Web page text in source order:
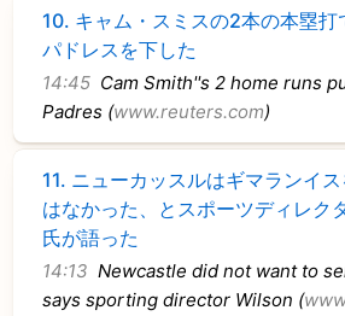
10. キャム・スミスの2本の本塁
パドレスを下した
14:45 Cam Smith''s 2 home runs
Padres (www.reuters.com)
11. ニューカッスルはギマランイ
はなかった、とスポーツディレク
氏が語った
14:13 Newcastle did not want to
says sporting director Wilson (